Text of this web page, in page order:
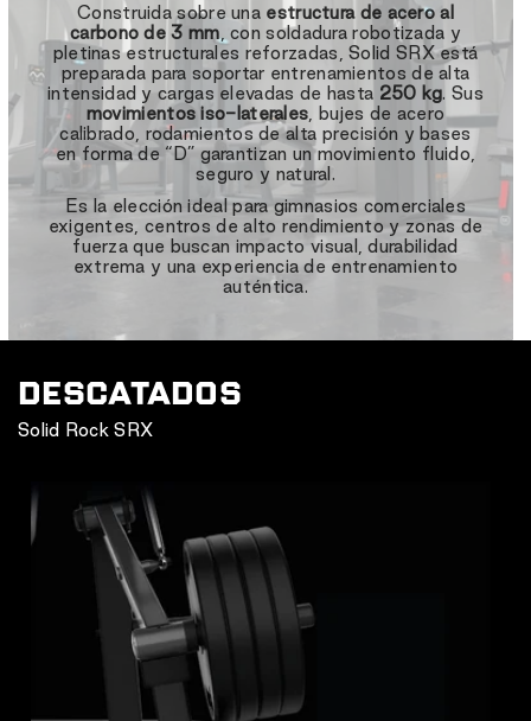
Construida sobre una estructura de acero al
carbono de 3 mm , con soldadura robotizada y
pletinas estructurales reforzadas, Solid SRX está
preparada para soportar entrenamientos de alta
intensidad y cargas elevadas de hasta 250 kg. Sus
movimientos iso-laterales , bujes de acero
calibrado, rodamientos de alta precisión y bases
en forma de “D” garantizan un movimiento fluido,
seguro y natural.
Es la elección ideal para gimnasios comerciales
exigentes, centros de alto rendimiento y zonas de
fuerza que buscan impacto visual, durabilidad
extrema y una experiencia de entrenamiento
auténtica.
Solid Rock SRX
DESCATADOS